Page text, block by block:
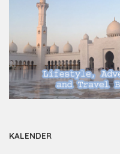
KALENDER